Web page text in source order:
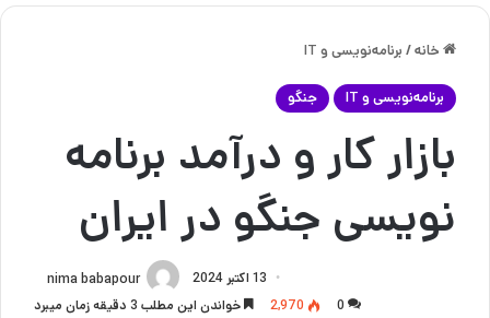
خانه/ برنامه‌نویسی و IT
برنامه‌نویسی و IT جنگو
بازار کار و درآمد برنامه
نویسی جنگو در ایران
nima babapour
13 اکتبر 2024
0
2,970 خواندن این مطلب 3 دقیقه زمان میبرد